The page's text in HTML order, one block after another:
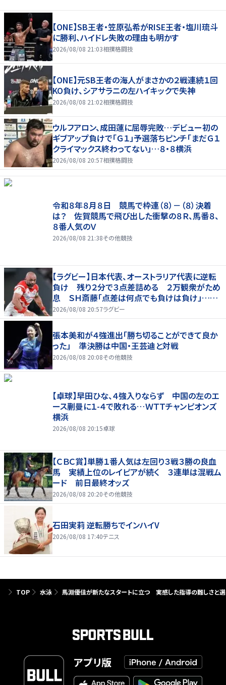
【ONE】SB王者・笠原弘希がRISE王者・塩川琉斗
に勝利、ハイドレ失敗の理由も明かす
2026/08/08 21:03相撲格闘技
【ONE】元SB王者の海人がまさかの２戦連続１回
KO負け、シアサラニの左ハイキックで失神
2026/08/08 21:02相撲格闘技
ウルフアロン、成田蓮に屈辱完敗…デビュー初の
ギブアップ負けで「Ｇ１」予選落ちピンチ「まだＧ１
クライマックス終わってない」…８・８横浜
2026/08/08 20:57相撲格闘技
令和８年８月８日 競馬で枠連（８）－（８）決着
は？ 佐賀競馬で飛び出した衝撃の８Ｒ、馬番８、
８番人気のＶ
2026/08/08 21:38その他競技
【ラグビー】日本代表、オーストラリア代表に逆転
負け 残り２分で３点差詰める ２万観衆がため
息 ＳＨ斎藤「点差は何点でも負けは負け」…前
半にＳＯ伊藤龍が先制トライ、３２ー３５で惜敗
2026/08/08 20:57ラグビー
張本美和が４強進出「勝ち切ることができて良か
った」 準決勝は中国・王芸迪と対戦
2026/08/08 20:08その他競技
【卓球】早田ひな、４強入りならず 中国の左のエ
ース蒯曼に１-４で敗れる…ＷＴＴチャンピオンズ
横浜
2026/08/08 20:15卓球
【ＣＢＣ賞】単勝１番人気は左回り３戦３勝の良血
馬 実績上位のレイピアが続く ３連単は混戦ム
ード 前日最終オッズ
2026/08/08 20:20その他競技
石田実莉 逆転勝ちでインハイV
2026/08/08 17:40テニス
TOP 水泳 馬淵優佳が新たなスタートに立つ 実感した指導の難しさと選
アプリ版